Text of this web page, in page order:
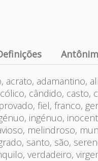
acrato, adamantino,
cândido, casto,
fiel, franco,
ingénuo,
melindroso,
santo, são,
verdadeiro,